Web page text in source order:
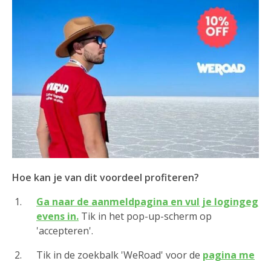
Hoe kan je van dit voordeel profiteren?
Ga naar de aanmeldpagina en vul je logingeg
evens in. Tik in het pop-up-scherm op
'accepteren'.
Tik in de zoekbalk 'WeRoad' voor de pagina me